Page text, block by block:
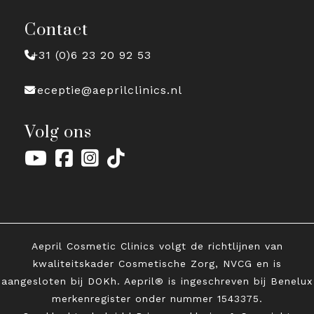
Contact
+31 (0)6 23 20 92 53
receptie@aeprilclinics.nl
Volg ons
Aepril Cosmetic Clinics volgt de richtlijnen van
kwaliteitskader Cosmetische Zorg, NVCG en is
aangesloten bij DOKh. Aepril® is ingeschreven bij Benelux
merkenregister onder nummer 1543375.